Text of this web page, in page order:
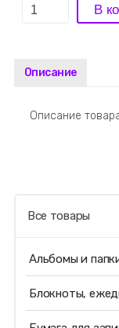
Описание
Описание
Все товары
Альбомы и
Блокноты,